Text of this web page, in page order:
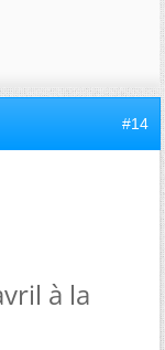
#14
à la